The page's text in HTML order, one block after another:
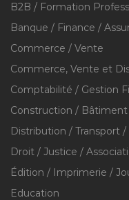
B2B / Formation
Banque / Finance /
Commerce / Vente
Commerce, Vente et
Comptabilité / Gestion
Construction / Bâtiment
Distribution / Transport
Droit / Justice /
Édition / Imprimerie /
Education